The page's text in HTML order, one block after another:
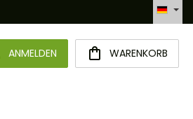
PRODUKTE AUF DEM MERKZETTEL
ANMELDEN WARENKORB